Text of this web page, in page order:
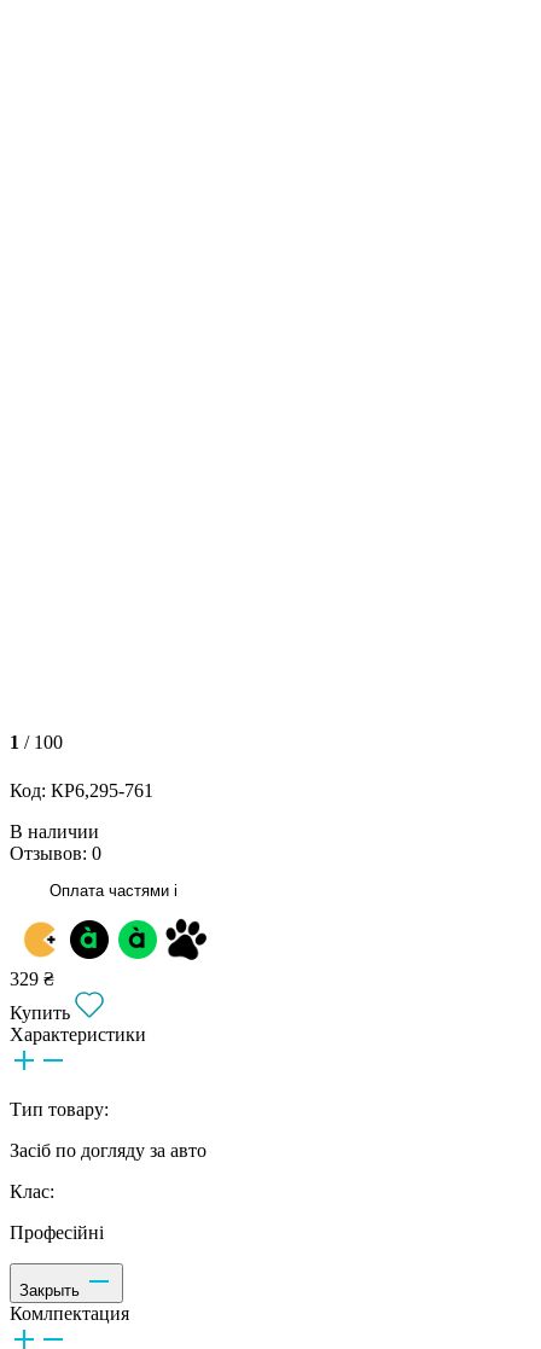
1 / 100
Код: КР6,295-761
В наличии
Отзывов: 0
Оплата частями i
329 ₴
Купить
Характеристики
Тип товару:
Засіб по догляду за авто
Клас:
Професійні
Закрыть
Комлпектация